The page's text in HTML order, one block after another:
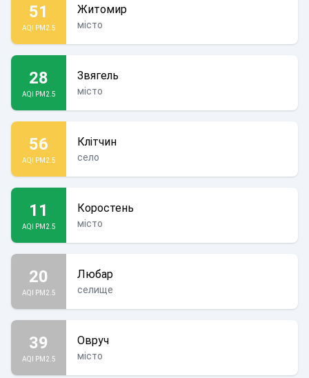
51
AQI PM2.5
Житомир
місто
28
AQI PM2.5
Звягель
місто
56
AQI PM2.5
Клітчин
село
11
AQI PM2.5
Коростень
місто
20
AQI PM2.5
Любар
селище
39
AQI PM2.5
Овруч
місто